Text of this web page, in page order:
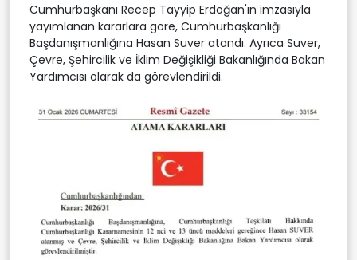
Cumhurbaşkanı Recep Tayyip Erdoğan'ın imzasıyla
yayımlanan kararlara göre, Cumhurbaşkanlığı
Başdanışmanlığına Hasan Suver atandı. Ayrıca Suver,
Çevre, Şehircilik ve İklim Değişikliği Bakanlığında Bakan
Yardımcısı olarak da görevlendirildi.